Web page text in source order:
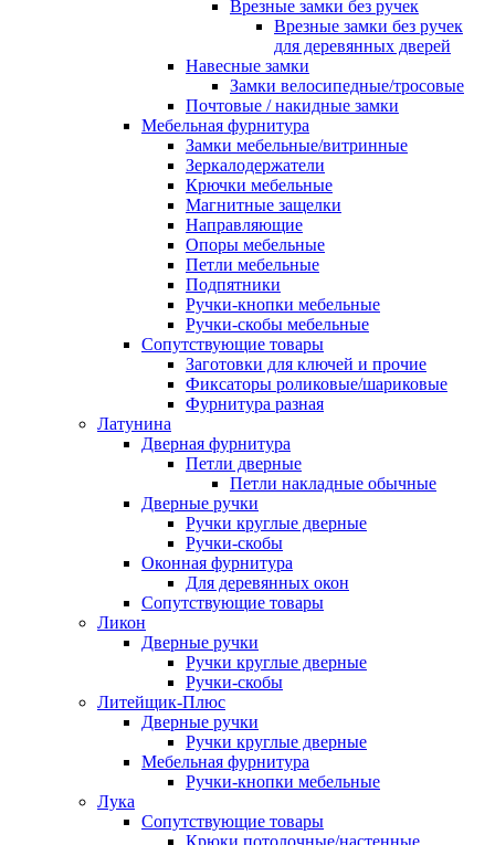
Врезные замки без ручек
Врезные замки без ручек
для деревянных дверей
Навесные замки
Замки велосипедные/тросовые
Почтовые / накидные замки
Мебельная фурнитура
Замки мебельные/витринные
Зеркалодержатели
Крючки мебельные
Магнитные защелки
Направляющие
Опоры мебельные
Петли мебельные
Подпятники
Ручки-кнопки мебельные
Ручки-скобы мебельные
Сопутствующие товары
Заготовки для ключей и прочие
Фиксаторы роликовые/шариковые
Фурнитура разная
Латунина
Дверная фурнитура
Петли дверные
Петли накладные обычные
Дверные ручки
Ручки круглые дверные
Ручки-скобы
Оконная фурнитура
Для деревянных окон
Сопутствующие товары
Ликон
Дверные ручки
Ручки круглые дверные
Ручки-скобы
Литейщик-Плюс
Дверные ручки
Ручки круглые дверные
Мебельная фурнитура
Ручки-кнопки мебельные
Лука
Сопутствующие товары